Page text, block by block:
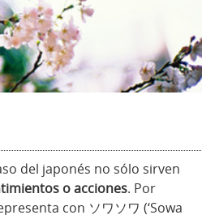
del japonés no sólo sirven
o acciones. Por
con ソワソワ (‘Sowa